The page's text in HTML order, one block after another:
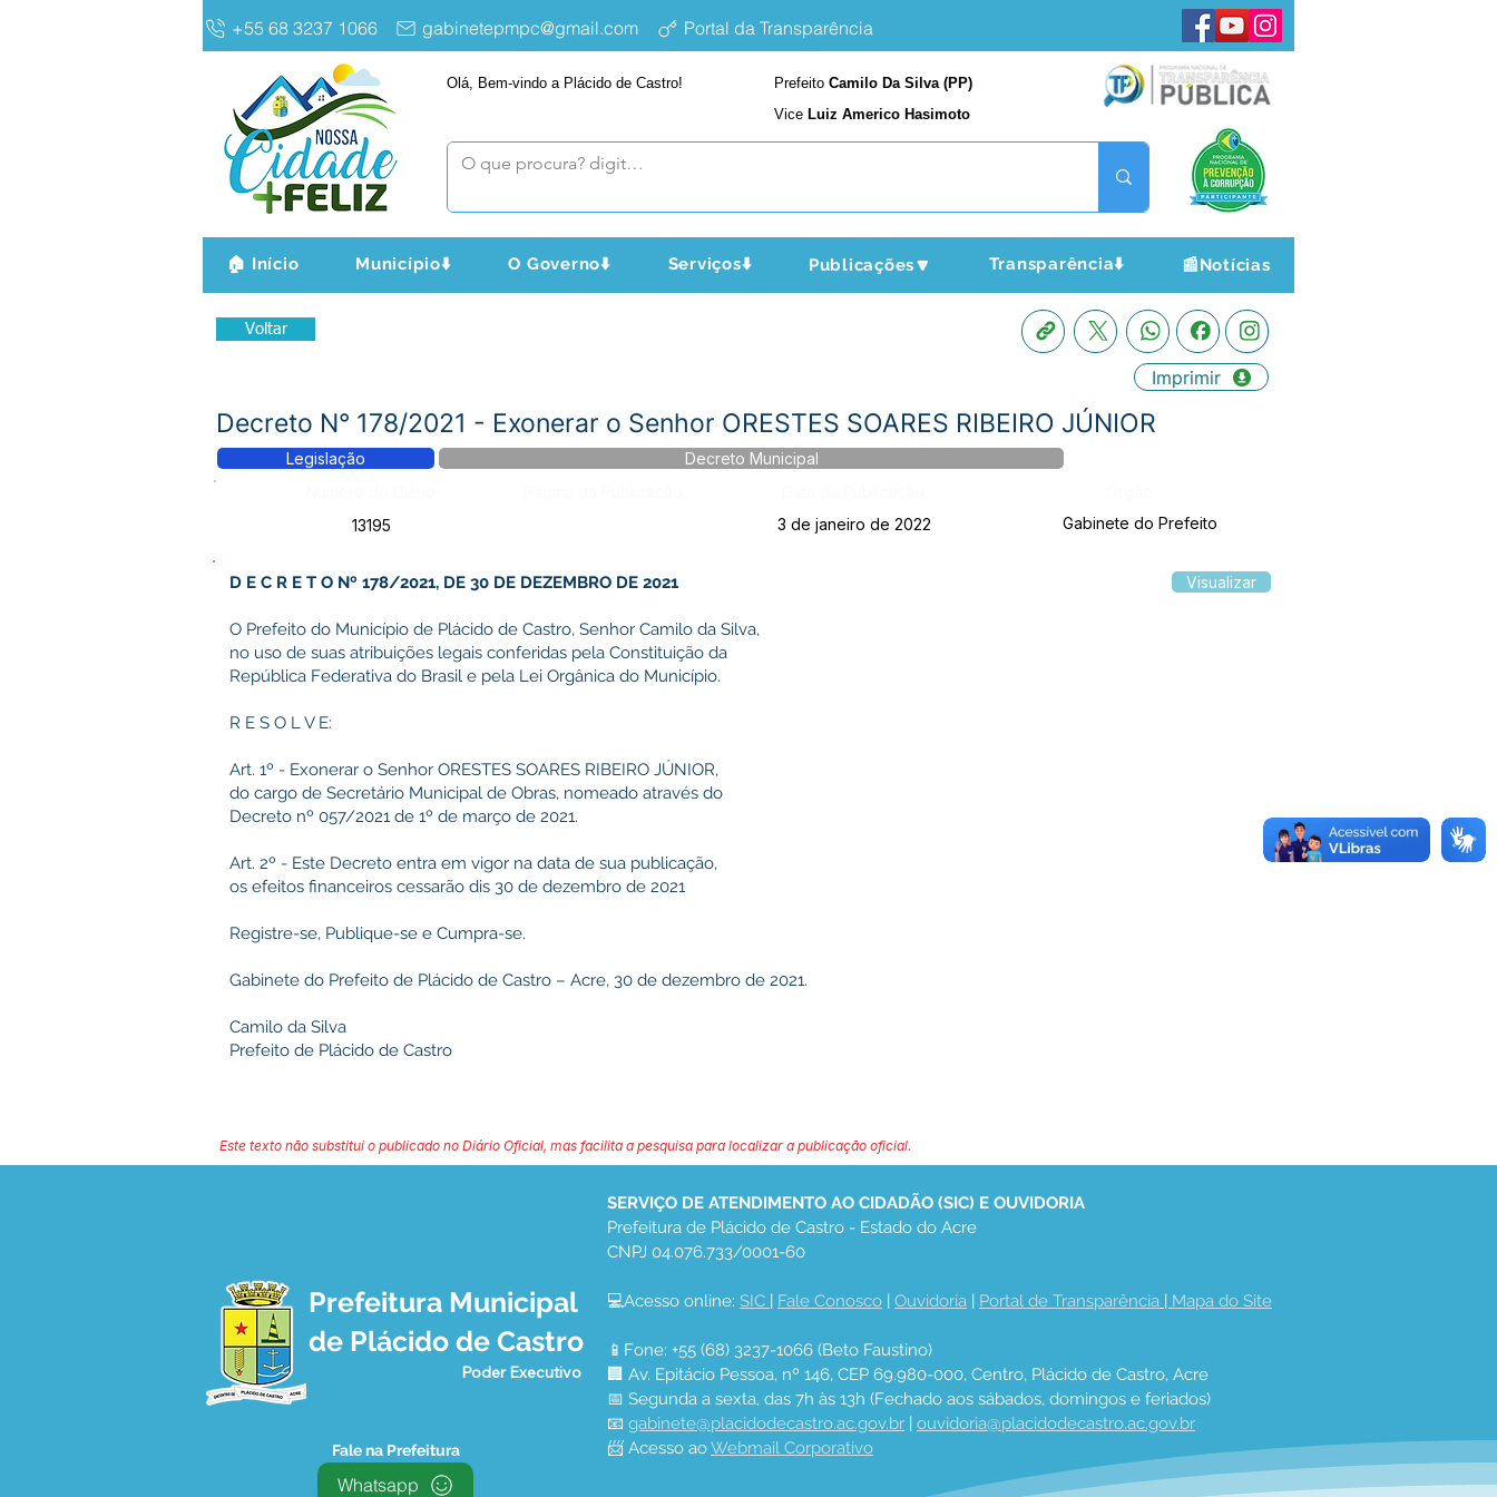
+55 68 3237 1066 gabinetepmpc@gmail.com Portal da Transparência
Olá, Bem-vindo a Plácido de Castro! Prefeito Camilo Da Silva (PP)
Vice Luiz Americo Hasimoto
🏠 Início Município⬇️ O Governo⬇️ Serviços⬇️ Publicações🔽 Transparência⬇️ 📰Notícias
Voltar
Imprimir
Decreto N° 178/2021 - Exonerar o Senhor ORESTES SOARES RIBEIRO JÚNIOR
Legislação
Decreto Municipal
13195
3 de janeiro de 2022 Gabinete do Prefeito
D E C R E T O Nº 178/2021, DE 30 DE DEZEMBRO DE 2021
O Prefeito do Município de Plácido de Castro, Senhor Camilo da Silva,
no uso de suas atribuições legais conferidas pela Constituição da
República Federativa do Brasil e pela Lei Orgânica do Município.
R E S O L V E:
Art. 1º - Exonerar o Senhor ORESTES SOARES RIBEIRO JÚNIOR,
do cargo de Secretário Municipal de Obras, nomeado através do
Decreto nº 057/2021 de 1º de março de 2021.
Art. 2º - Este Decreto entra em vigor na data de sua publicação,
os efeitos financeiros cessarão dis 30 de dezembro de 2021
Registre-se, Publique-se e Cumpra-se.
Gabinete do Prefeito de Plácido de Castro – Acre, 30 de dezembro de 2021.
Camilo da Silva
Prefeito de Plácido de Castro
Visualizar
Este texto não substitui o publicado no Diário Oficial, mas facilita a pesquisa para localizar a publicação oficial.
Prefeitura Municipal
de Plácido de Castro
Poder Executivo
Fale na Prefeitura
Whatsapp
SERVIÇO DE ATENDIMENTO AO CIDADÃO (SIC) E OUVIDORIA
Prefeitura de Plácido de Castro - Estado do Acre
CNPJ 04.076.733/0001-60
💻Acesso online: SIC | Fale Conosco | Ouvidoria | Portal de Transparência | Mapa do Site
📱Fone: +55 (68) 3237-1066 (Beto Faustino)
🏢 Av. Epitácio Pessoa, nº 146, CEP 69.980-000, Centro, Plácido de Castro, Acre
📅 Segunda a sexta, das 7h às 13h (Fechado aos sábados, domingos e feriados)
📧 gabinete@placidodecastro.ac.gov.br | ouvidoria@placidodecastro.ac.gov.br
📨 Acesso ao Webmail Corporativo